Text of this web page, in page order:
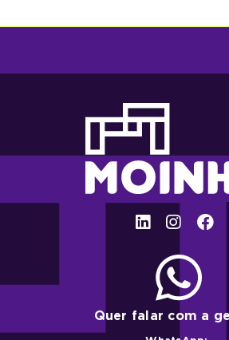
Quer falar com a